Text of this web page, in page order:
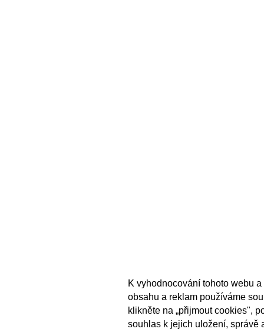
K vyhodnocování tohoto webu
obsahu a reklam používáme
klikněte na „přijmout cookies",
souhlas k jejich uložení, správě